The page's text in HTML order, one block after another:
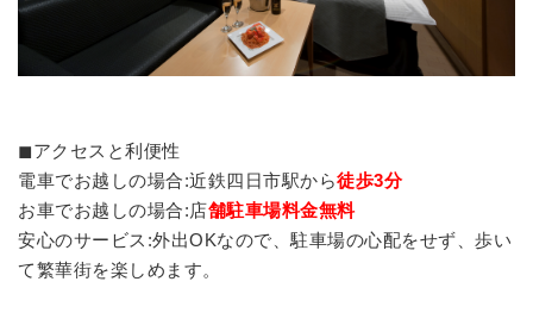
◼︎アクセスと利便性
電車でお越しの場合:近鉄四日市駅から徒歩3分
お車でお越しの場合:店舗駐車場料金無料
安心のサービス:外出OKなので、駐車場の心配をせず、歩い
て繁華街を楽しめます。